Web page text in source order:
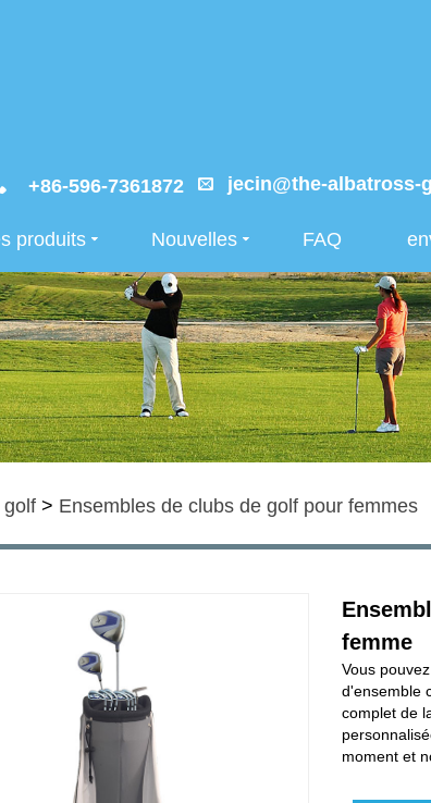
+86-596-7361872 jecin@the-albatross-
produits Nouvelles FAQ
golf > Ensembles de clubs de golf pour femmes
femme
Vous
d'ensemble
complet de
moment et